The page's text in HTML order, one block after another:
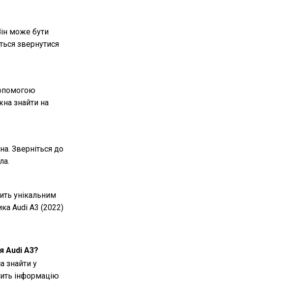
може бути
звернутися
знайти на
Зверніться до
унікальним
Audi A3 (2022)
Audi A3?
знайти у
інформацію